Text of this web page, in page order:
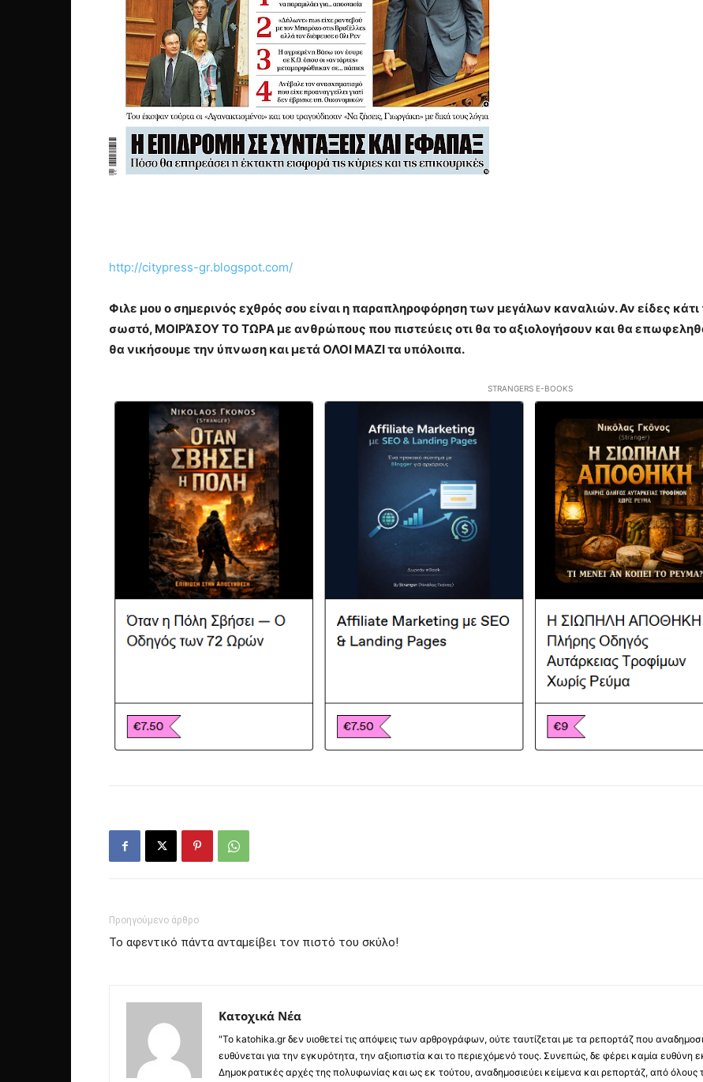
http://citypress-gr.blogspot.com/
Φιλε μου ο σημερινός εχθρός σου είναι η παραπληροφόρηση των μεγάλων καναλιών. Αν είδες κάτι
σωστό, ΜΟΙΡΆΣΟΥ ΤΟ ΤΩΡΑ με ανθρώπους που πιστεύεις οτι θα το αξιολογήσουν και θα
θα νικήσουμε την ύπνωση και μετά ΟΛΟΙ ΜΑΖΙ τα υπόλοιπα.
STRANGERS E-BOOKS
Προηγούμενο άρθρο
Το αφεντικό πάντα ανταμείβει τον πιστό του σκύλο!
Κατοχικά Νέα
"Το katohika.gr δεν υιοθετεί τις απόψεις των αρθρογράφων, ούτε ταυτίζεται με τα ρεπορτάζ που
ευθύνεται για την εγκυρότητα, την αξιοπιστία και το περιεχόμενό τους. Συνεπώς, δε φέρει καμία ευθύνη
Δημοκρατικές αρχές της πολυφωνίας και ως εκ τούτου, αναδημοσιεύει κείμενα και ρεπορτάζ, από όλους